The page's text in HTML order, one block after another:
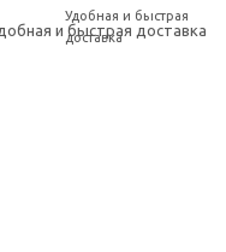
Удобная и быстрая
доставка